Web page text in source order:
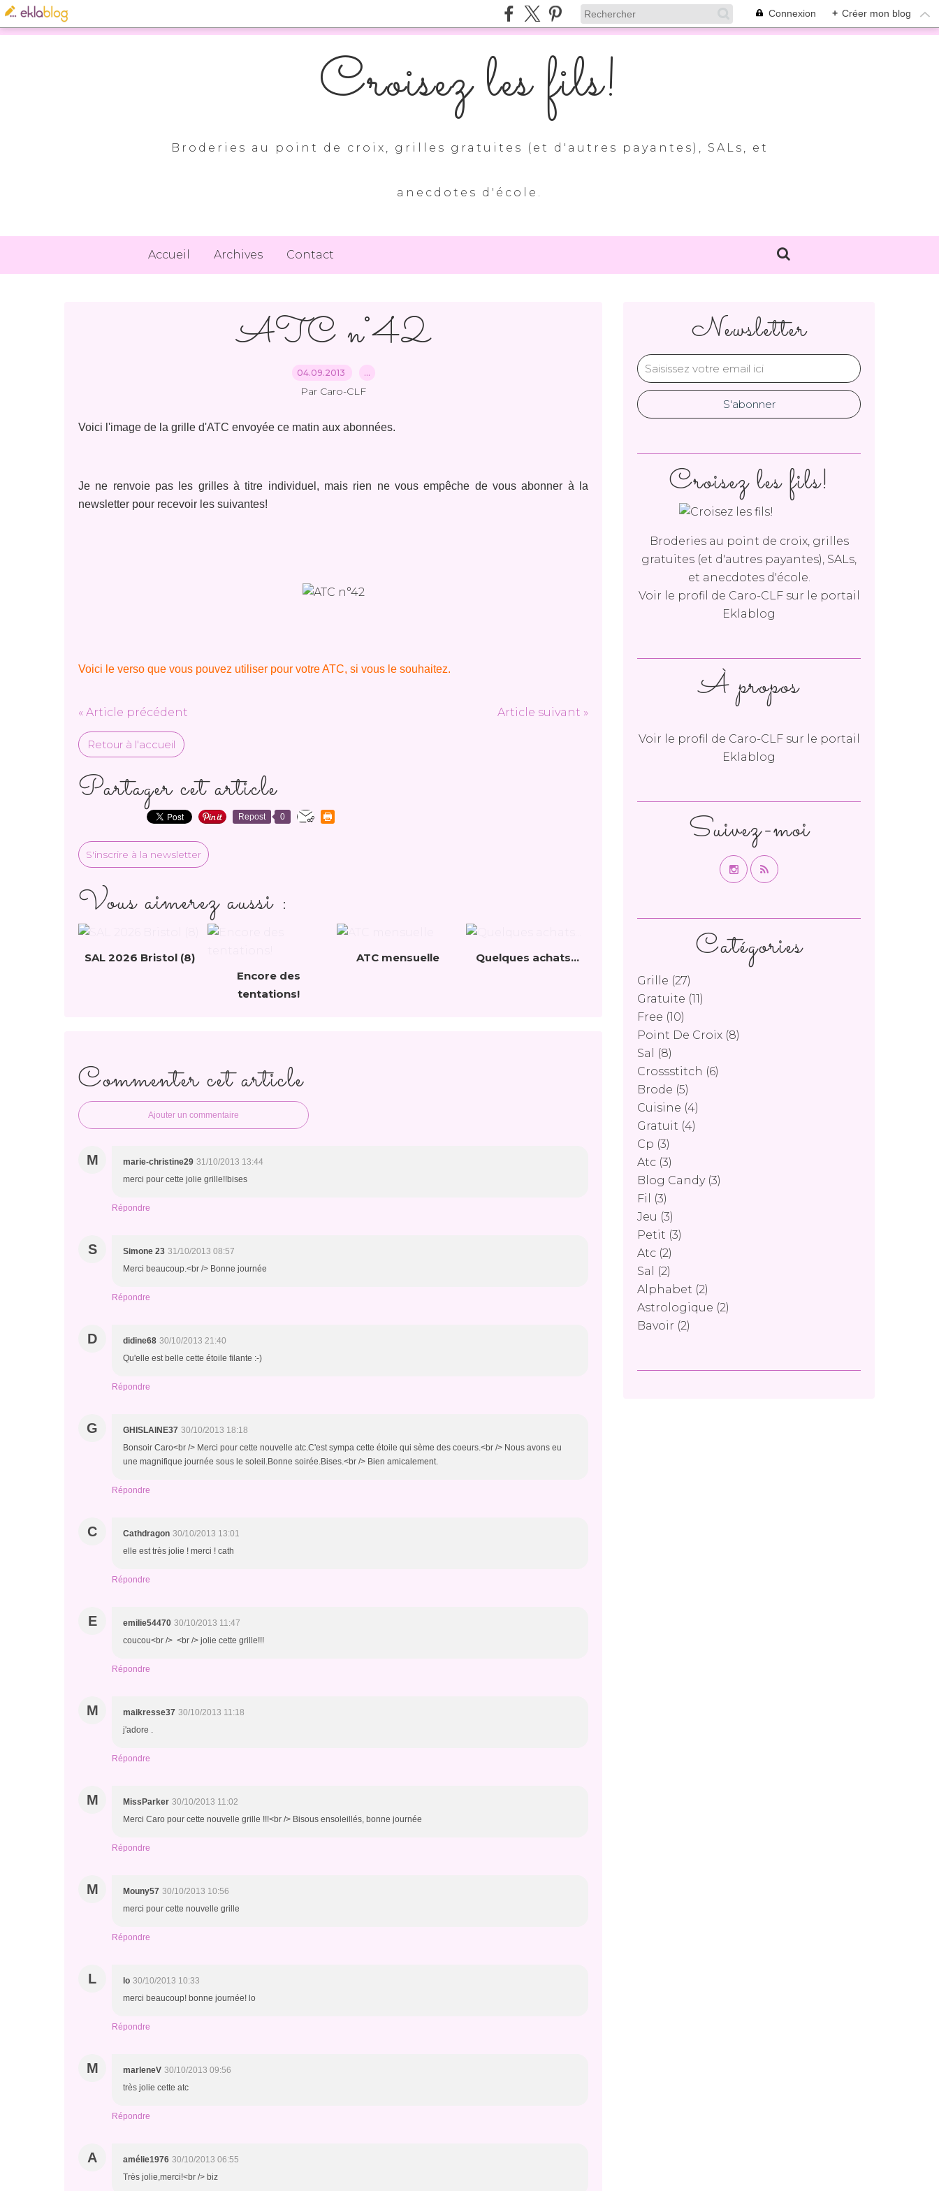
Connexion + Créer mon blog
Croisez les fils!
Broderies au point de croix, grilles gratuites (et d'autres payantes), SALs, et
anecdotes d'école.
Accueil Archives Contact
ATC n°42
04.09.2013 …
Par Caro-CLF
Voici l'image de la grille d'ATC envoyée ce matin aux abonnées.
Je ne renvoie pas les grilles à titre individuel, mais rien ne vous empêche de vous abonner à la
newsletter pour recevoir les suivantes!
Voici le verso que vous pouvez utiliser pour votre ATC, si vous le souhaitez.
« Article précédent Article suivant »
Retour à l'accueil
Partager cet article
Repost 0
S'inscrire à la newsletter
Vous aimerez aussi :
SAL 2026 Bristol (8)
Encore des
tentations!
ATC mensuelle Quelques achats...
Commenter cet article
Ajouter un commentaire
M marie-christine29 31/10/2013 13:44
merci pour cette jolie grille!!bises
Répondre
S Simone 23 31/10/2013 08:57
Merci beaucoup.<br /> Bonne journée
Répondre
D didine68 30/10/2013 21:40
Qu'elle est belle cette étoile filante :-)
Répondre
G GHISLAINE37 30/10/2013 18:18
Bonsoir Caro<br /> Merci pour cette nouvelle atc.C'est sympa cette étoile qui sème des coeurs.<br /> Nous avons eu
une magnifique journée sous le soleil.Bonne soirée.Bises.<br /> Bien amicalement.
Répondre
C Cathdragon 30/10/2013 13:01
elle est très jolie ! merci ! cath
Répondre
E emilie54470 30/10/2013 11:47
coucou<br /> <br /> jolie cette grille!!!
Répondre
M maikresse37 30/10/2013 11:18
j'adore .
Répondre
M MissParker 30/10/2013 11:02
Merci Caro pour cette nouvelle grille !!!<br /> Bisous ensoleillés, bonne journée
Répondre
M Mouny57 30/10/2013 10:56
merci pour cette nouvelle grille
Répondre
L lo 30/10/2013 10:33
merci beaucoup! bonne journée! lo
Répondre
M marleneV 30/10/2013 09:56
très jolie cette atc
Répondre
A amélie1976 30/10/2013 06:55
Très jolie,merci!<br /> biz
Newsletter
Catégories
Grille (27)
Gratuite (11)
Free (10)
Point De Croix (8)
Sal
(8)
Crossstitch (6)
Brode (5)
Cuisine (4)
Gratuit (4)
Cp (3)
Atc (3)
Blog Candy(3)
Fil
(3)
Jeu (3)
Petit (3)
Atc (2)
Sal
(2)
Alphabet (2)
Astrologique (2)
Bavoir (2)
Croisez les fils!
Broderies au point de croix, grilles
gratuites (et d'autres payantes), SALs,
et anecdotes d'école.
Voir le profil de Caro-CLFsur le portail
Eklablog
Suivez-moi
À propos
Voir le profil de Caro-CLFsur le portail
Eklablog